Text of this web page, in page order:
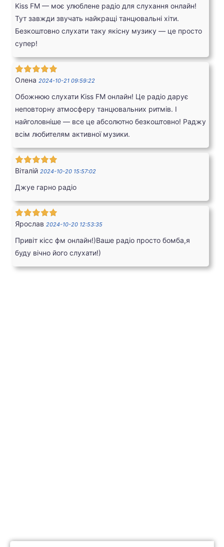
Kiss FM — моє улюблене радіо для слухання онлайн!
Тут завжди звучать найкращі танцювальні хіти.
Безкоштовно слухати таку якісну музику — це просто
супер!
Олена 2024-10-21 09:59:22
Обожнюю слухати Kiss FM онлайн! Це радіо дарує
неповторну атмосферу танцювальних ритмів. І
найголовніше — все це абсолютно безкоштовно! Раджу
всім любителям активної музики.
Віталій 2024-10-20 15:57:02
Джуе гарно радіо
Ярослав 2024-10-20 12:53:35
Привіт кісс фм онлайн!)Ваше радіо просто бомба,я
буду вічно його слухати!)